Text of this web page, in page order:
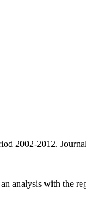
2002-2012.
analysis with the